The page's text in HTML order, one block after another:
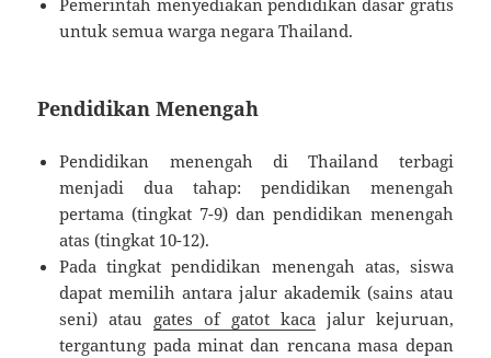
untuk semua warga negara Thailand.
Pendidikan Menengah
Pendidikan menengah di Thailand terbagi
menjadi dua tahap: pendidikan menengah
pertama (tingkat 7-9) dan pendidikan menengah
atas (tingkat 10-12).
Pada tingkat pendidikan menengah atas, siswa
dapat memilih antara jalur akademik (sains atau
seni) atau gates of gatot kaca jalur kejuruan,
tergantung pada minat dan rencana masa depan